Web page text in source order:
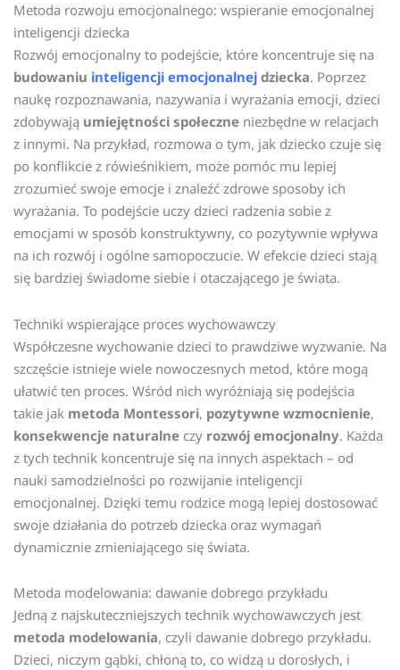
Metoda rozwoju emocjonalnego: wspieranie emocjonalnej
inteligencji dziecka
Rozwój emocjonalny to podejście, które koncentruje się na
budowaniu inteligencji emocjonalnej dziecka. Poprzez
naukę rozpoznawania, nazywania i wyrażania emocji, dzieci
zdobywają umiejętności społeczne niezbędne w relacjach
z innymi. Na przykład, rozmowa o tym, jak dziecko czuje się
po konflikcie z rówieśnikiem, może pomóc mu lepiej
zrozumieć swoje emocje i znaleźć zdrowe sposoby ich
wyrażania. To podejście uczy dzieci radzenia sobie z
emocjami w sposób konstruktywny, co pozytywnie wpływa
na ich rozwój i ogólne samopoczucie. W efekcie dzieci stają
się bardziej świadome siebie i otaczającego je świata.
Techniki wspierające proces wychowawczy
Współczesne wychowanie dzieci to prawdziwe wyzwanie. Na
szczęście istnieje wiele nowoczesnych metod, które mogą
ułatwić ten proces. Wśród nich wyróżniają się podejścia
takie jak metoda Montessori, pozytywne wzmocnienie,
konsekwencje naturalne czy rozwój emocjonalny. Każda
z tych technik koncentruje się na innych aspektach – od
nauki samodzielności po rozwijanie inteligencji
emocjonalnej. Dzięki temu rodzice mogą lepiej dostosować
swoje działania do potrzeb dziecka oraz wymagań
dynamicznie zmieniającego się świata.
Metoda modelowania: dawanie dobrego przykładu
Jedną z najskuteczniejszych technik wychowawczych jest
metoda modelowania, czyli dawanie dobrego przykładu.
Dzieci, niczym gąbki, chłoną to, co widzą u dorosłych, i